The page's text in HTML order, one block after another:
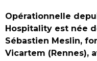
Opérationnelle
Hospitality est née
Sébastien Meslin,
Vicartem (Rennes),